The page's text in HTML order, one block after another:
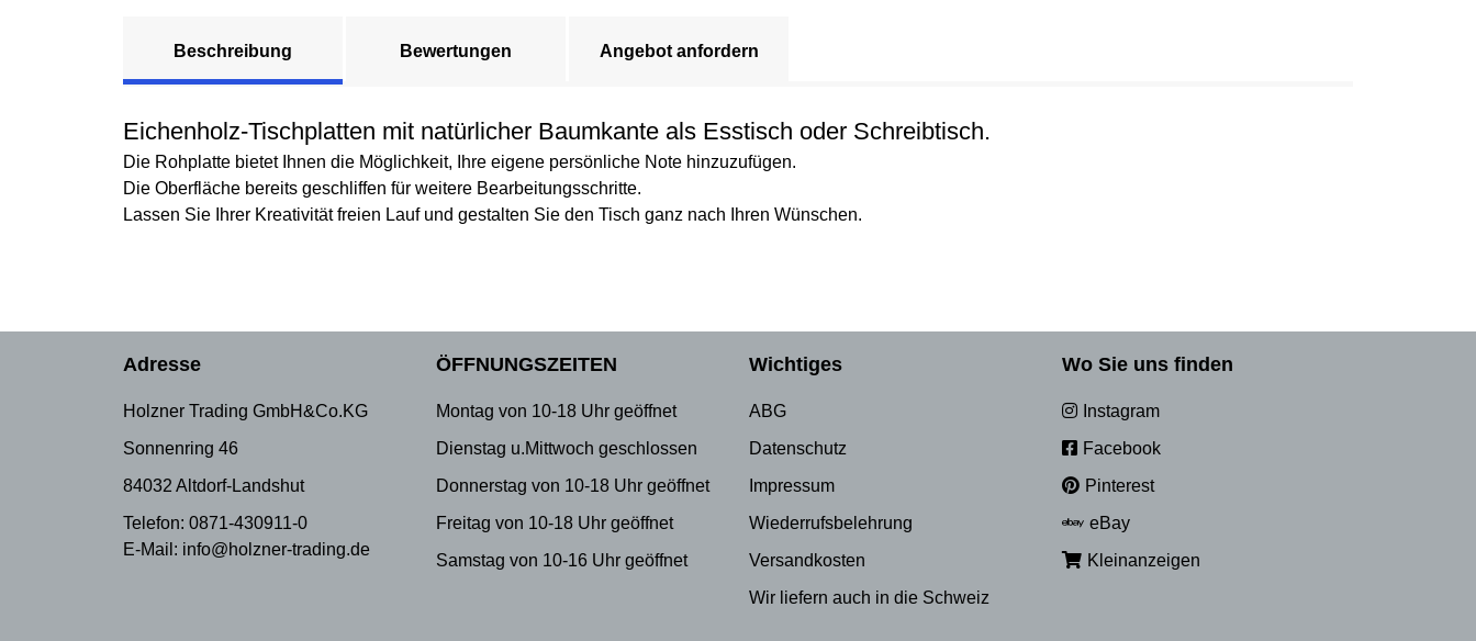
Beschreibung Bewertungen Angebot anfordern
Eichenholz-Tischplatten mit natürlicher Baumkante als Esstisch oder Schreibtisch.
Die Rohplatte bietet Ihnen die Möglichkeit, Ihre eigene persönliche Note hinzuzufügen.
Die Oberfläche bereits geschliffen für weitere Bearbeitungsschritte.
Lassen Sie Ihrer Kreativität freien Lauf und gestalten Sie den Tisch ganz nach Ihren Wünschen.
Adresse
Holzner Trading GmbH&Co.KG
Sonnenring 46
84032 Altdorf-Landshut
Telefon: 0871-430911-0
E-Mail: info@holzner-trading.de
ÖFFNUNGSZEITEN
Montag von 10-18 Uhr geöffnet
Dienstag u.Mittwoch geschlossen
Donnerstag von 10-18 Uhr geöffnet
Freitag von 10-18 Uhr geöffnet
Samstag von 10-16 Uhr geöffnet
Wichtiges
ABG
Datenschutz
Impressum
Wiederrufsbelehrung
Versandkosten
Wir liefern auch in die Schweiz
Wo Sie uns finden
Instagram
Facebook
Pinterest
eBay
Kleinanzeigen